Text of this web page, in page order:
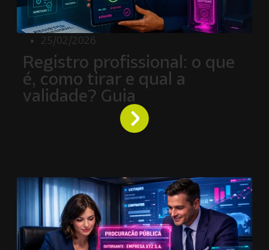
25/02/2026
Registro profissional: o que
é, como tirar e qual a
validade? Guia